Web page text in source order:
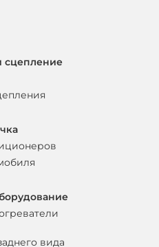
сцепление
вида